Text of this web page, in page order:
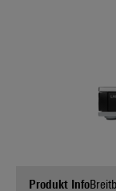
Produkt Info